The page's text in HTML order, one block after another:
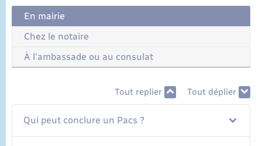
En mairie
Chez le notaire
À l'ambassade ou au consulat
Tout replier Tout déplier
Qui peut conclure un Pacs ?